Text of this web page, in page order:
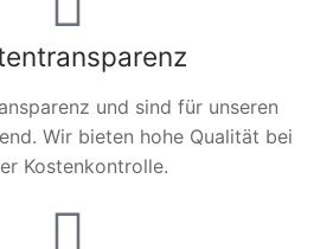
und sind für unseren
Wir bieten hohe Qualität bei
Kostenkontrolle.